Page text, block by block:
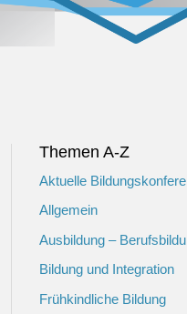
Themen A-Z
Aktuelle
Allgemein
Ausbildung –
Bildung und Integration
Frühkindliche Bildung